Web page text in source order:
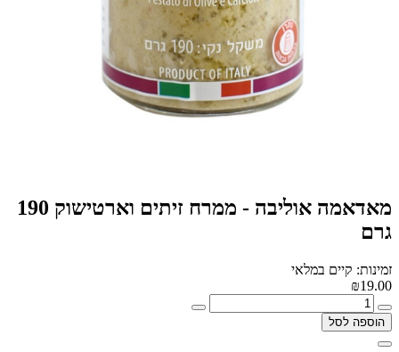
מאדאמה אוליבה - ממרח זיתים וארטישוק 190
גרם
זמינות: קיים במלאי
₪19.00
הוספה לסל